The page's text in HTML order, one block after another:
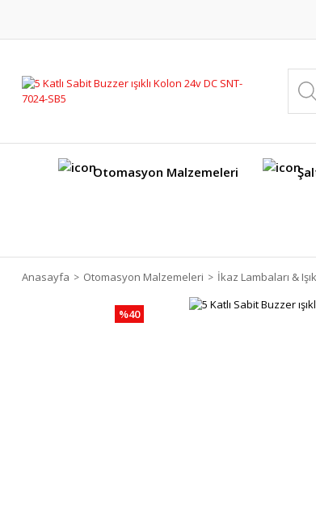
Otomasyon Malzemeleri
Anasayfa Otomasyon Malzemeleri İkaz Lambaları &
%40